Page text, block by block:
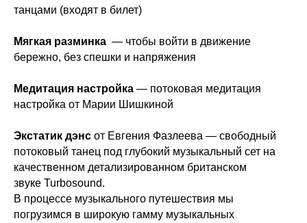
танцами (входят в билет)
Мягкая разминка — чтобы войти в движение
бережно, без спешки и напряжения
Медитация настройка — потоковая медитация
настройка от Марии Шишкиной
Экстатик дэнс от Евгения Фазлеева — свободный
потоковый танец под глубокий музыкальный сет на
качественном детализированном британском
звуке Turbosound.
В процессе музыкального путешествия мы
погрузимся в широкую гамму музыкальных